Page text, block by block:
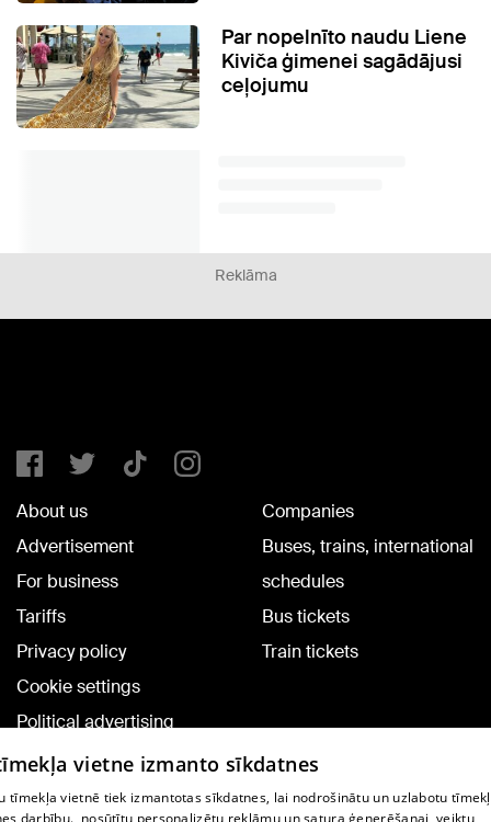
Par nopelnīto naudu Liene
Kiviča ģimenei sagādājusi
ceļojumu
Reklāma
About us
Advertisement
For business
Tariffs
Privacy policy
Cookie settings
Political advertising
Cookie policy
Commenting terms
Companies
Buses, trains, international
schedules
Bus tickets
Train tickets
vietne izmanto sīkdatnes
tīmekļa vietnē tiek izmantotas sīkdatnes, lai nodrošinātu un uzlabotu
darbību., nosūtītu personalizētu reklāmu un satura ģenerēšanai, veiktu